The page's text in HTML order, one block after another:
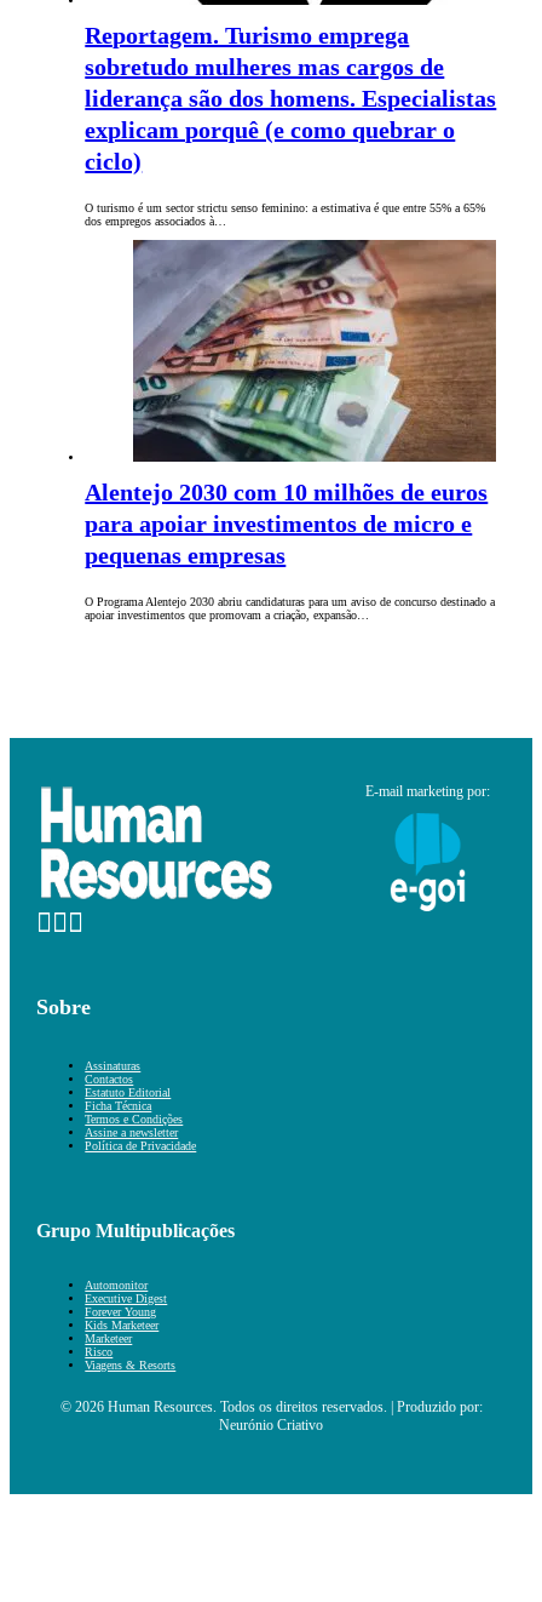
Reportagem. Turismo emprega
sobretudo mulheres mas cargos de
liderança são dos homens. Especialistas
explicam porquê (e como quebrar o
ciclo)
O turismo é um sector strictu senso feminino: a estimativa é que entre 55% a 65%
dos empregos associados à…
Alentejo 2030 com 10 milhões de euros
para apoiar investimentos de micro e
pequenas empresas
O Programa Alentejo 2030 abriu candidaturas para um aviso de concurso destinado a
apoiar investimentos que promovam a criação, expansão…
E-mail marketing por:
Sobre
Assinaturas
Contactos
Estatuto Editorial
Ficha Técnica
Termos e Condições
Assine a newsletter
Política de Privacidade
Grupo Multipublicações
Automonitor
Executive Digest
Forever Young
Kids Marketeer
Marketeer
Risco
Viagens & Resorts
© 2026 Human Resources. Todos os direitos reservados. | Produzido por:
Neurónio Criativo